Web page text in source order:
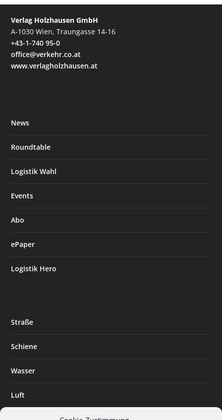
Verlag Holzhausen GmbH
A-1030 Wien, Traungasse 14-16
+43-1-740 95-0
office@verkehr.co.at
www.verlagholzhausen.at
News
Roundtable
Logistik Wahl
Events
Abo
ePaper
Logistik Hero
Straße
Schiene
Wasser
Luft